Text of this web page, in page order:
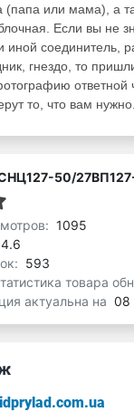
(папа или мама), а
Если вы не
иной соединитель,
гнездо, то
ответной
то, что вам нужно.
50/
1095
4.6
593
товара
актуальна на 08